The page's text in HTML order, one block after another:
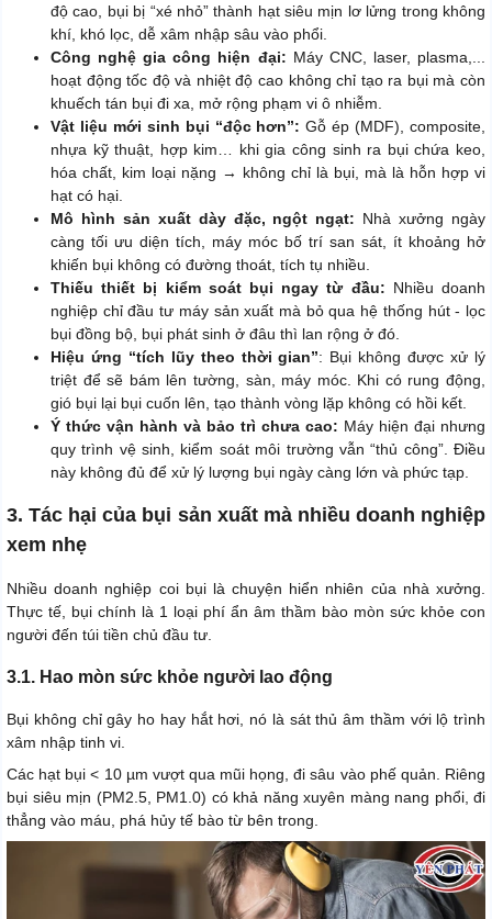
độ cao, bụi bị “xé nhỏ” thành hạt siêu mịn lơ lửng trong không
khí, khó lọc, dễ xâm nhập sâu vào phổi.
Công nghệ gia công hiện đại: Máy CNC, laser, plasma,...
hoạt động tốc độ và nhiệt độ cao không chỉ tạo ra bụi mà còn
khuếch tán bụi đi xa, mở rộng phạm vi ô nhiễm.
Vật liệu mới sinh bụi “độc hơn”: Gỗ ép (MDF), composite,
nhựa kỹ thuật, hợp kim… khi gia công sinh ra bụi chứa keo,
hóa chất, kim loại nặng → không chỉ là bụi, mà là hỗn hợp vi
hạt có hại.
Mô hình sản xuất dày đặc, ngột ngạt: Nhà xưởng ngày
càng tối ưu diện tích, máy móc bố trí san sát, ít khoảng hở
khiến bụi không có đường thoát, tích tụ nhiều.
Thiếu thiết bị kiểm soát bụi ngay từ đầu: Nhiều doanh
nghiệp chỉ đầu tư máy sản xuất mà bỏ qua hệ thống hút - lọc
bụi đồng bộ, bụi phát sinh ở đâu thì lan rộng ở đó.
Hiệu ứng “tích lũy theo thời gian”: Bụi không được xử lý
triệt để sẽ bám lên tường, sàn, máy móc. Khi có rung động,
gió bụi lại bụi cuốn lên, tạo thành vòng lặp không có hồi kết.
Ý thức vận hành và bảo trì chưa cao: Máy hiện đại nhưng
quy trình vệ sinh, kiểm soát môi trường vẫn “thủ công”. Điều
này không đủ để xử lý lượng bụi ngày càng lớn và phức tạp.
3. Tác hại của bụi sản xuất mà nhiều doanh nghiệp
xem nhẹ
Nhiều doanh nghiệp coi bụi là chuyện hiển nhiên của nhà xưởng.
Thực tế, bụi chính là 1 loại phí ẩn âm thầm bào mòn sức khỏe con
người đến túi tiền chủ đầu tư.
3.1. Hao mòn sức khỏe người lao động
Bụi không chỉ gây ho hay hắt hơi, nó là sát thủ âm thầm với lộ trình
xâm nhập tinh vi.
Các hạt bụi < 10 µm vượt qua mũi họng, đi sâu vào phế quản. Riêng
bụi siêu mịn (PM2.5, PM1.0) có khả năng xuyên màng nang phổi, đi
thẳng vào máu, phá hủy tế bào từ bên trong.